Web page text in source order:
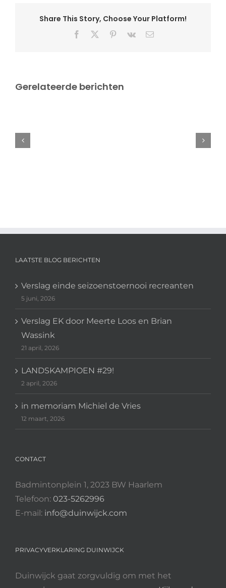
’t
Share This Story, Choose Your Platform!
Facebook Pinterest
Vk
E-
Gerelateerde berichten
LAATSTE BLOG BERICHTEN
Verslag einde seizoenstoernooi recreanten
5 juni, 2026
Verslag EK door Meerte Loos en Brian
Wassink
21 april, 2026
LANDSKAMPIOEN #29!
2 april, 2026
in memoriam Michiel de Vries
12 maart, 2026
CONTACT
Badmintonplein 1, 2023 BW Haarlem
Telefoon: 023-5262996
E-mail: info@duinwijck.com
PRIVACYVERKLARING DUINWIJCK
Duinwijck gaat zorgvuldig om met het